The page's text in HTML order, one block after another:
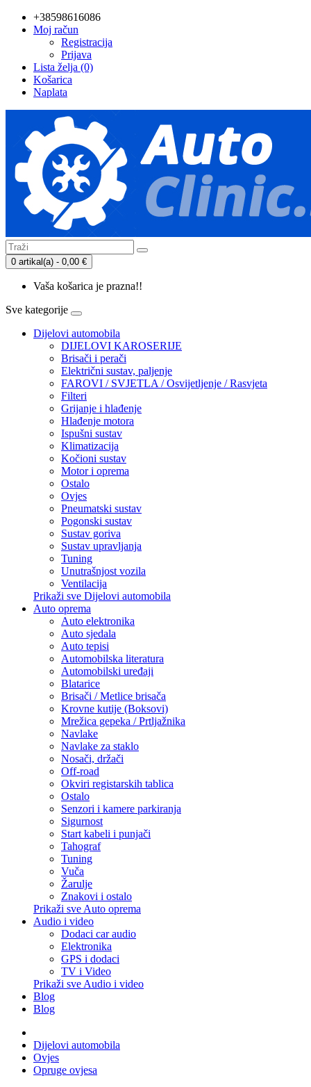
+38598616086
Moj račun
Registracija
Prijava
Lista želja (0)
Košarica
Naplata
0 artikal(a) - 0,00 €
Vaša košarica je prazna!!
Sve kategorije
Dijelovi automobila
DIJELOVI KAROSERIJE
Brisači i perači
Električni sustav, paljenje
FAROVI / SVJETLA / Osvijetljenje / Rasvjeta
Filteri
Grijanje i hlađenje
Hlađenje motora
Ispušni sustav
Klimatizacija
Kočioni sustav
Motor i oprema
Ostalo
Ovjes
Pneumatski sustav
Pogonski sustav
Sustav goriva
Sustav upravljanja
Tuning
Unutrašnjost vozila
Ventilacija
Prikaži sve Dijelovi automobila
Auto oprema
Auto elektronika
Auto sjedala
Auto tepisi
Automobilska literatura
Automobilski uređaji
Blatarice
Brisači / Metlice brisača
Krovne kutije (Boksovi)
Mrežica gepeka / Prtljažnika
Navlake
Navlake za staklo
Nosači, držači
Off-road
Okviri registarskih tablica
Ostalo
Senzori i kamere parkiranja
Sigurnost
Start kabeli i punjači
Tahograf
Tuning
Vuča
Žarulje
Znakovi i ostalo
Prikaži sve Auto oprema
Audio i video
Dodaci car audio
Elektronika
GPS i dodaci
TV i Video
Prikaži sve Audio i video
Blog
Blog
Dijelovi automobila
Ovjes
Opruge ovjesa